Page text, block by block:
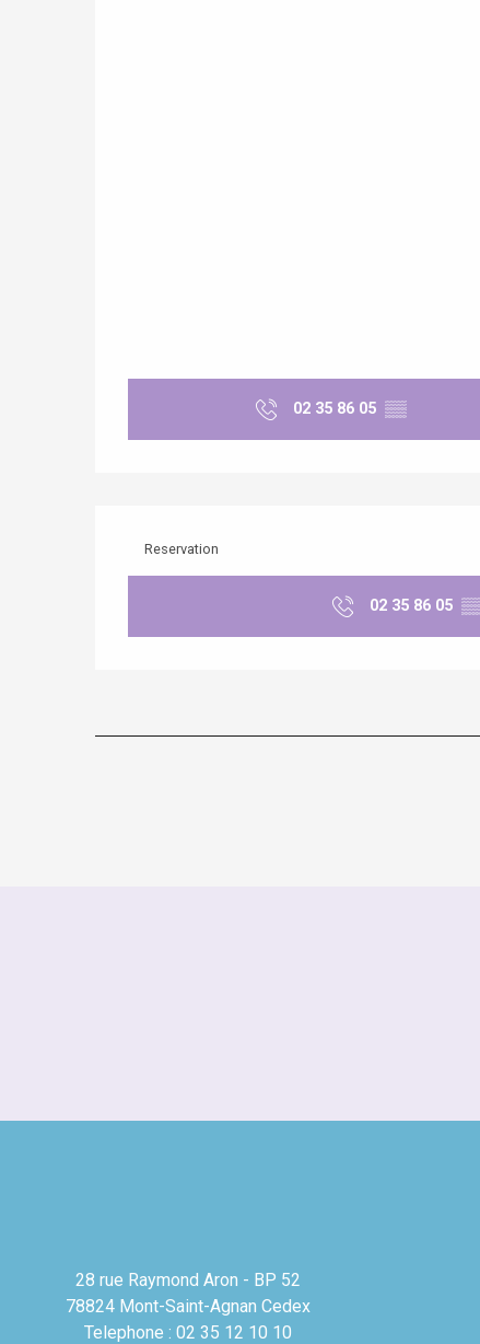
02 35 86 05 ▒▒
Reservation
02 35 86 05
28 rue Raymond Aron - BP 52
78824 Mont-Saint-Agnan Cedex
Telephone : 02 35 12 10 10